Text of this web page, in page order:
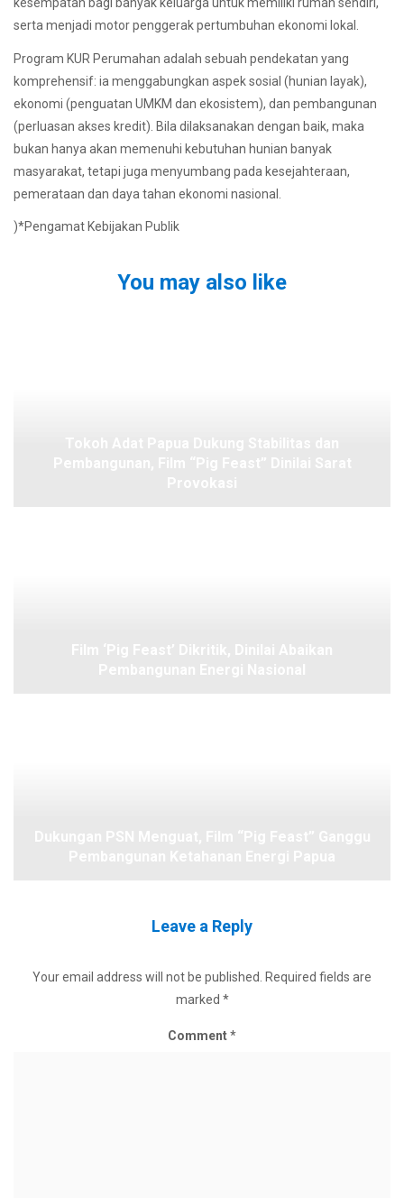
kesempatan bagi banyak keluarga untuk memiliki rumah sendiri,
serta menjadi motor penggerak pertumbuhan ekonomi lokal.
Program KUR Perumahan adalah sebuah pendekatan yang
komprehensif: ia menggabungkan aspek sosial (hunian layak),
ekonomi (penguatan UMKM dan ekosistem), dan pembangunan
(perluasan akses kredit). Bila dilaksanakan dengan baik, maka
bukan hanya akan memenuhi kebutuhan hunian banyak
masyarakat, tetapi juga menyumbang pada kesejahteraan,
pemerataan dan daya tahan ekonomi nasional.
)*Pengamat Kebijakan Publik
You may also like
Leave a Reply
Your email address will not be published.
Required fields are
marked *
Comment*